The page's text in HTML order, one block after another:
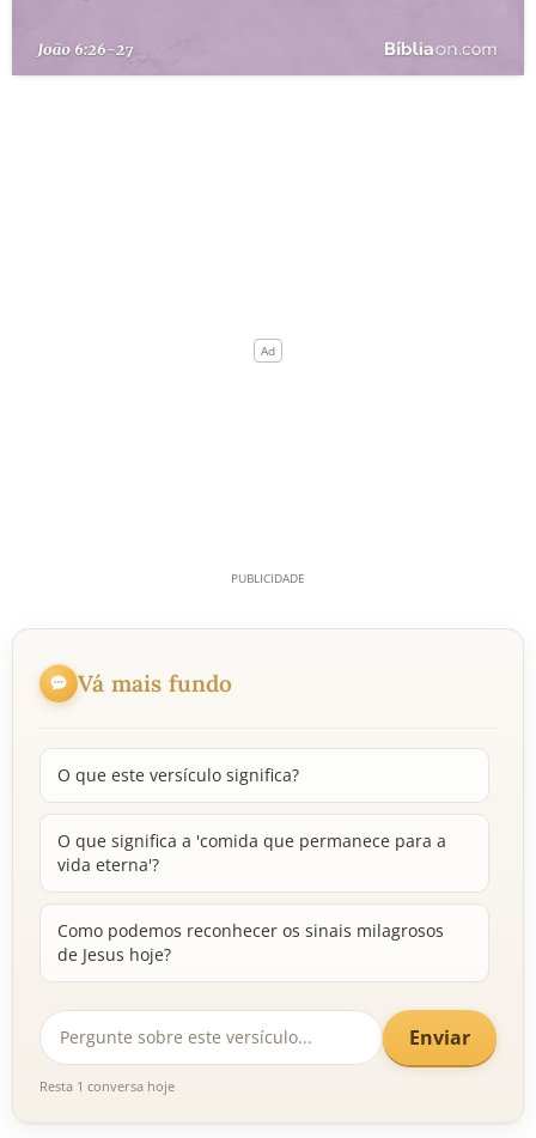
Vá mais fundo
O que este versículo significa?
O que significa a 'comida que permanece para a
vida eterna'?
Como podemos reconhecer os sinais milagrosos
de Jesus hoje?
Enviar
Resta 1 conversa hoje